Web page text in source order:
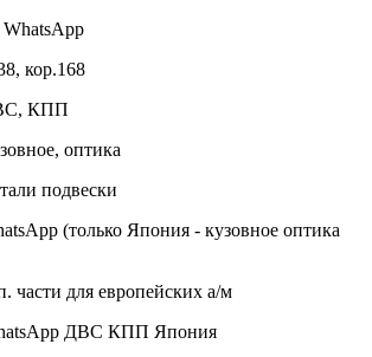
WhatsApp
кор.168
КПП
оптика
подвески
(только Япония - кузовное оптика
части для европейских а/м
ДВС КПП Япония